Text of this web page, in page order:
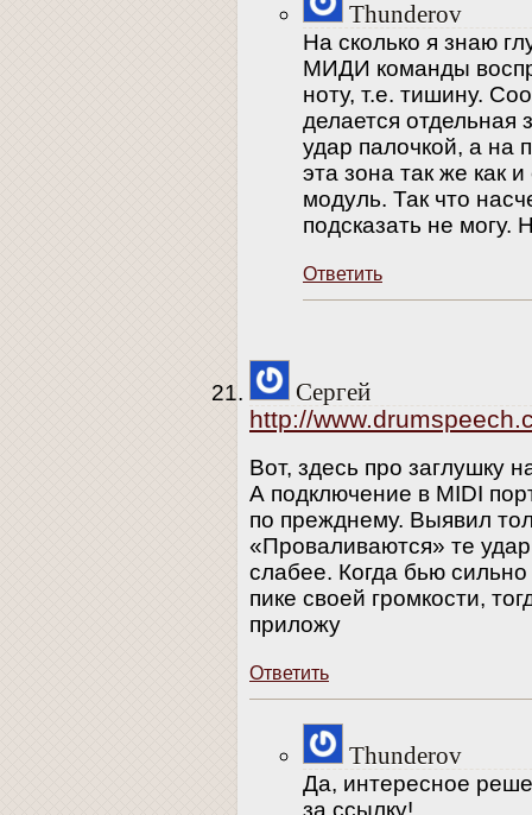
Thunderov
На сколько я знаю
МИДИ команды
ноту, т.е. тишину.
делается
удар палочкой, а на
эта зона так же как
модуль. Так что
подсказать не
Ответить
Сергей
http://
Вот, здесь про заглушку
А подключение в MIDI
по прежднему. Выявил
«Проваливаются» те
слабее. Когда бью
пике своей громкости,
приложу
Ответить
Thunderov
Да, интересное
за ссылку!